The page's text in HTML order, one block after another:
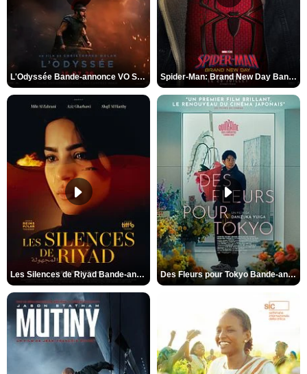
L'Odyssée Bande-annonce VO STFR Spider-Man: Brand New Day Bande-annonce VO STFR
Les Silences de Riyad Bande-annonce VO STFR Des Fleurs pour Tokyo Bande-annonce VO STFR